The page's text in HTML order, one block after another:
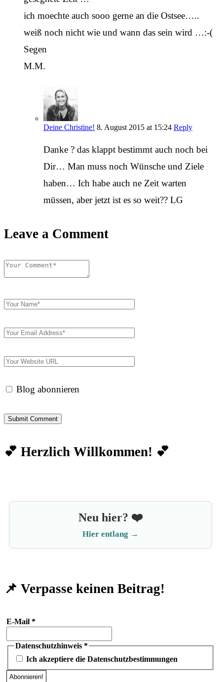
ich moechte auch sooo gerne an die Ostsee…..
weiß noch nicht wie und wann das sein wird …:-(
Segen
M.M.
Deine Christine! 8. August 2015 at 15:24 Reply
Danke ? das klappt bestimmt auch noch bei
Dir… Man muss noch Wünsche und Ziele
haben… Ich habe auch ne Zeit warten
müssen, aber jetzt ist es so weit?? LG
Leave a Comment
Blog abonnieren
💕 Herzlich Willkommen! 💕
Neu hier? ❤️
Hier entlang →
📌 Verpasse keinen Beitrag!
E-Mail *
Datenschutzhinweis *
Ich akzeptiere die Datenschutzbestimmungen